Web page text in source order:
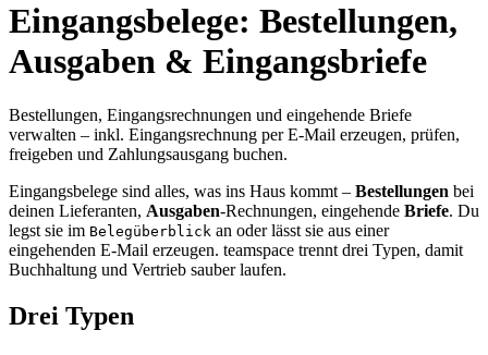
Eingangsbelege: Bestellungen,
Ausgaben & Eingangsbriefe
Bestellungen, Eingangsrechnungen und eingehende Briefe
verwalten – inkl. Eingangsrechnung per E-Mail erzeugen, prüfen,
freigeben und Zahlungsausgang buchen.
Eingangsbelege sind alles, was ins Haus kommt – Bestellungen bei
deinen Lieferanten, Ausgaben-Rechnungen, eingehende Briefe. Du
legst sie im Belegüberblick an oder lässt sie aus einer
eingehenden E-Mail erzeugen. teamspace trennt drei Typen, damit
Buchhaltung und Vertrieb sauber laufen.
Drei Typen